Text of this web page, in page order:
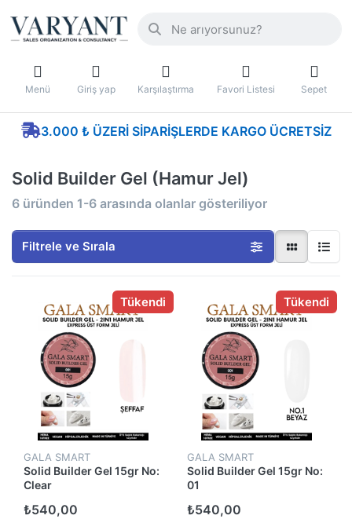
Menü Giriş yap Karşılaştırma Favori Listesi Sepet
3.000 ₺ ÜZERI SIPARIŞLERDE KARGO ÜCRETSIZ
Solid Builder Gel (Hamur Jel)
6 üründen 1-6 arasında olanlar gösteriliyor
Filtrele ve Sırala
GALA SMART
Solid Builder Gel 15gr No:
Clear
Tükendi
₺540,00
GALA SMART
Solid Builder Gel 15gr No:
01
Tükendi
₺540,00